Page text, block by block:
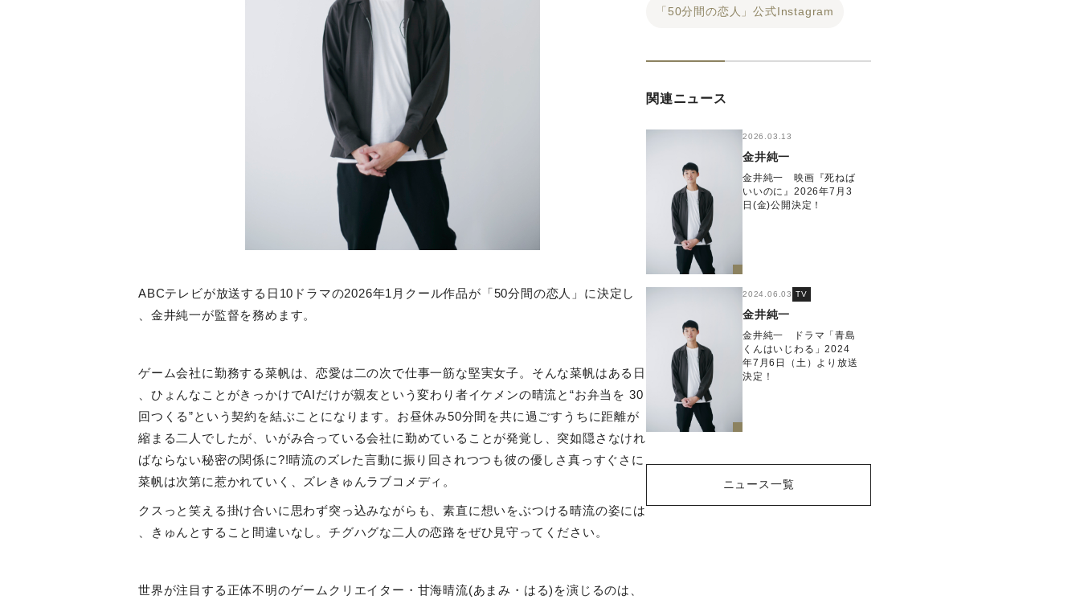
ABCテレビが放送する日 10 ドラマの2026年1 月クール作品が「50分間の恋人」に決定し
、金井純一が監督を務めます。
ゲーム会社に勤務する菜帆は、恋愛は二の次で仕事一筋な堅実女子。そんな菜帆はある日
、ひょんなことがきっかけでAIだけが親友という変わり者イケメンの晴流と“お弁当を 30
回つくる”という契約を結ぶことになります。お昼休み50分間を共に過ごすうちに距離が
縮まる二人でしたが、いがみ合っている会社に勤めていることが発覚し、突如隠さなけれ
ばならない秘密の関係に?!晴流のズレた言動に振り回されつつも彼の優しさ真っすぐさに
菜帆は次第に惹かれていく、ズレきゅんラブコメディ。
クスっと笑える掛け合いに思わず突っ込みながらも、素直に想いをぶつける晴流の姿には
、きゅんとすること間違いなし。チグハグな二人の恋路をぜひ見守ってください。
世界が注目する正体不明のゲームクリエイター・甘海晴流(あまみ・はる) を演じるのは、
「50分間の恋人」公式Instagram
関連ニュース
2026.03.13
金井純一
金井純一 映画『死ねば
いいのに』2026年7月3
日(金)公開決定！
2024.06.03 TV
金井純一
金井純一 ドラマ「青島
くんはいじわる」2024
年7月6日（土）より放送
決定！
ニュース一覧